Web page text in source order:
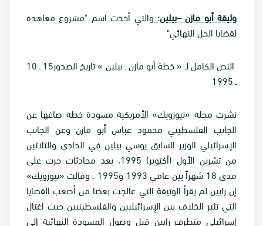
وثيقة أبو مازن –بيلين: والتي أخذت اسم "مشروع معاهدة
لقضايا الحل النهائي"
النص الكامل لـ « خطة أبو مازن ـ بيلين »
تاريخ الصدور15 ـ 10
ـ 1995
نشرت مجلة «نيوزويك» الأمريكية مسودة خطة صاغها عن
الجانب الفلسطيني محمود عباس أبو مازن وعن الجانب
الإسرائيلي الوزير السابق يوسي بيلين في الحادي والثلاثين
من تشرين الأول (أكتوبر) 1995، بعد محادثات جرت على
مدى 18 شهراً بين عامي 1993 و1995 . وقالت «نيوزويك»
إن رابين لم يقرأ الوثيقة التي عالجت بعضا من أصعب القضايا
التي تثير الخلاف بين الإسرائيليين والفلسطينيين حيث اغتال
إسرائيلي متطرف رابين قبل وصول المسودة النهائية إلى